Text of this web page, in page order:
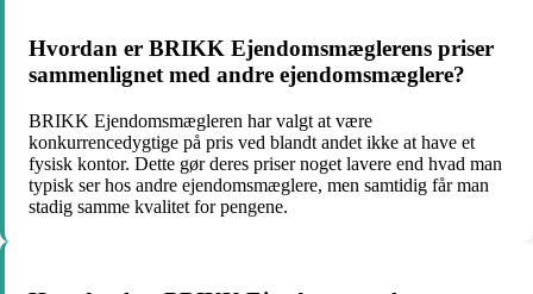
Hvordan er BRIKK Ejendomsmæglerens priser
sammenlignet med andre ejendomsmæglere?
BRIKK Ejendomsmægleren har valgt at være
konkurrencedygtige på pris ved blandt andet ikke at have et
fysisk kontor. Dette gør deres priser noget lavere end hvad man
typisk ser hos andre ejendomsmæglere, men samtidig får man
stadig samme kvalitet for pengene.